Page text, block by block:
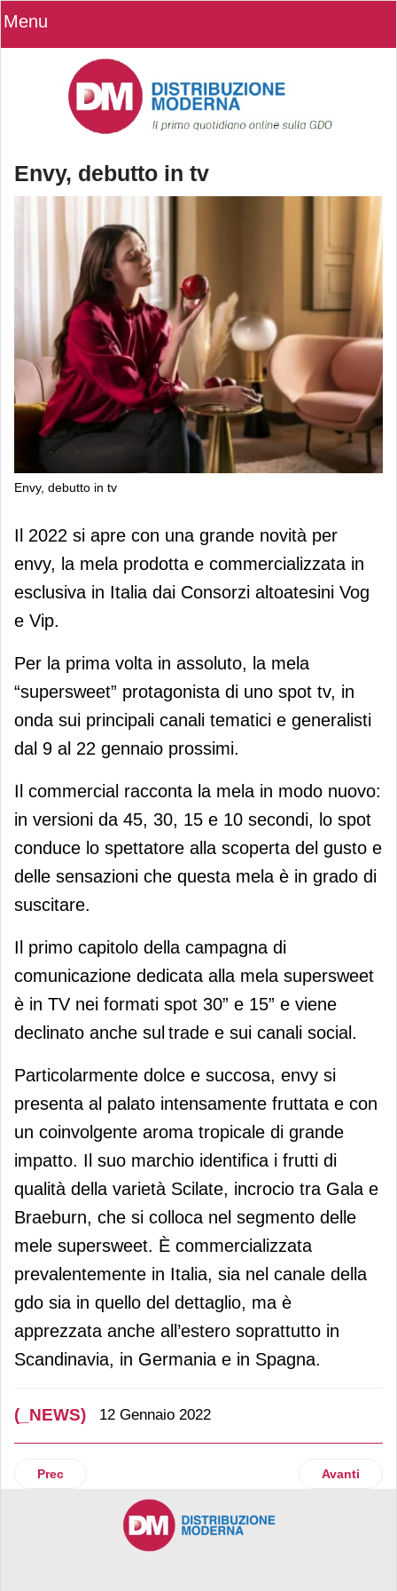
Menu
Envy, debutto in tv
Envy, debutto in tv
Envy, debutto in tv
Il 2022 si apre con una grande novità per
envy, la mela prodotta e commercializzata in
esclusiva in Italia dai Consorzi altoatesini Vog
e Vip.
Per la prima volta in assoluto, la mela
“supersweet” protagonista di uno spot tv, in
onda sui principali canali tematici e generalisti
dal 9 al 22 gennaio prossimi.
Il commercial racconta la mela in modo nuovo:
in versioni da 45, 30, 15 e 10 secondi, lo spot
conduce lo spettatore alla scoperta del gusto e
delle sensazioni che questa mela è in grado di
suscitare.
Il primo capitolo della campagna di
comunicazione dedicata alla mela supersweet
è in TV nei formati spot 30” e 15” e viene
declinato anche sul trade e sui canali social.
Particolarmente dolce e succosa, envy si
presenta al palato intensamente fruttata e con
un coinvolgente aroma tropicale di grande
impatto. Il suo marchio identifica i frutti di
qualità della varietà Scilate, incrocio tra Gala e
Braeburn, che si colloca nel segmento delle
mele supersweet. È commercializzata
prevalentemente in Italia, sia nel canale della
gdo sia in quello del dettaglio, ma è
apprezzata anche all’estero soprattutto in
Scandinavia, in Germania e in Spagna.
(_NEWS) 12 Gennaio 2022
Articolo precedente: Checkpoint Systems: l’importanza
Prec Articolo
Avanti